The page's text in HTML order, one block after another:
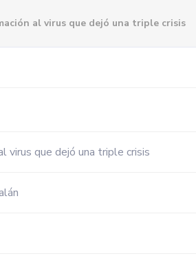
al virus que dejó una triple crisis
virus que dejó una triple crisis